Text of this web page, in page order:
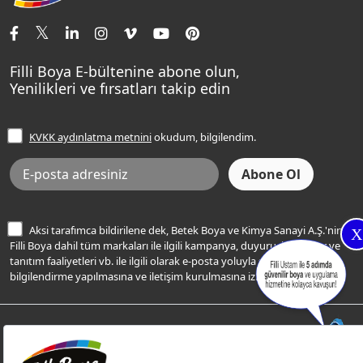
X
Tavan Boyaları
Ev Bakım ve Hobi Boyaları
Yatak Odası Renkleri
Sentomaxx Sentetik Boya
Sentomaxx İpeksi Mat
Momento Life
Şampanya Rengi
Açık Mavi Rengi
Frezya Rengi
İletişim Bilgilerimiz
Renk Danışma
Filli Ustam
Sıkça Sorulan Sorular
Ücretsiz Yalıtım Keşif Hizmeti
Bilgi Toplumu Hizmetleri
İnternet Sitesi Kullanım Koşulları
KVKK Talep Formu
KVKK Aydınlatma Metni
Filli Boya E-bültenine abone olun,
Yenilikleri ve fırsatları takip edin
KVKK aydınlatma metniniokudum, bilgilendim.
Aksi tarafımca bildirilene dek, Betek Boya ve Kimya Sanayi A.Ş.'nin
Filli Boya dahil tüm markaları ile ilgili kampanya, duyuru, hizmetler ve
tanıtım faaliyetleri vb. ile ilgili olarak e-posta yoluyla şahsıma
bilgilendirme yapılmasına ve iletişim kurulmasına izin veriyorum.